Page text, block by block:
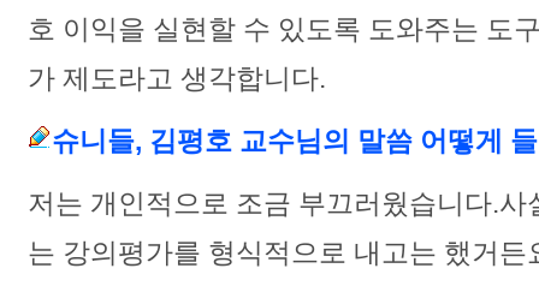
호 이익을 실현할 수 있도록 도와주는 도
가 제도라고 생각합니다.
슈니들, 김평호 교수님의 말씀 어떻게
저는 개인적으로 조금 부끄러웠습니다.사
는 강의평가를 형식적으로 내고는 했거든